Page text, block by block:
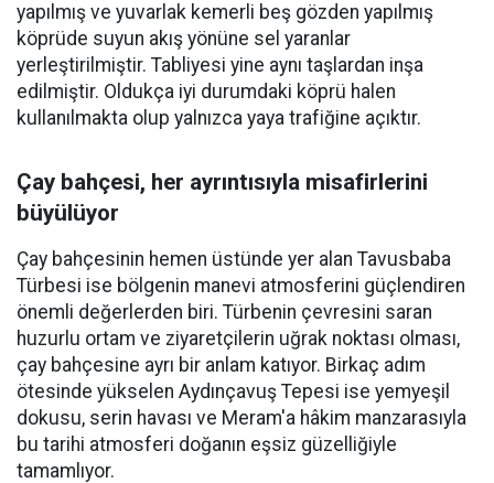
yapılmış ve yuvarlak kemerli beş gözden yapılmış
köprüde suyun akış yönüne sel yaranlar
yerleştirilmiştir. Tabliyesi yine aynı taşlardan inşa
edilmiştir. Oldukça iyi durumdaki köprü halen
kullanılmakta olup yalnızca yaya trafiğine açıktır.
Çay bahçesi, her ayrıntısıyla misafirlerini
büyülüyor
Çay bahçesinin hemen üstünde yer alan Tavusbaba
Türbesi ise bölgenin manevi atmosferini güçlendiren
önemli değerlerden biri. Türbenin çevresini saran
huzurlu ortam ve ziyaretçilerin uğrak noktası olması,
çay bahçesine ayrı bir anlam katıyor. Birkaç adım
ötesinde yükselen Aydınçavuş Tepesi ise yemyeşil
dokusu, serin havası ve Meram'a hâkim manzarasıyla
bu tarihi atmosferi doğanın eşsiz güzelliğiyle
tamamlıyor.